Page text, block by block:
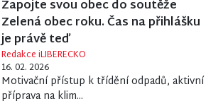
Zapojte svou obec do soutěže
Zelená obec roku. Čas na přihlášku
je právě teď
Redakce iLIBERECKO
16. 02. 2026
Motivační přístup k třídění odpadů, aktivní
příprava na klim...